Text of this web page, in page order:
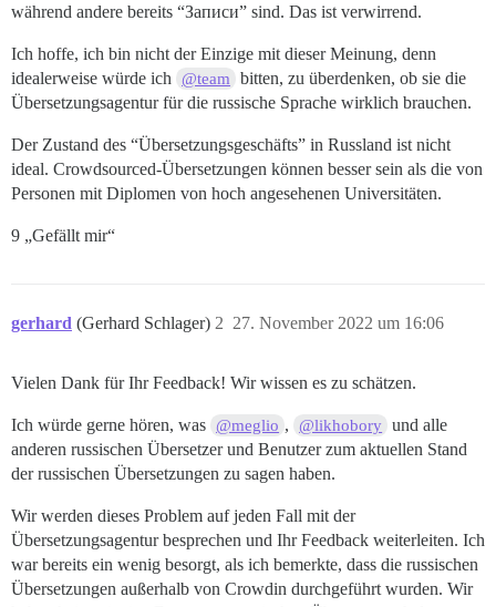
während andere bereits “Записи” sind. Das ist verwirrend.
Ich hoffe, ich bin nicht der Einzige mit dieser Meinung, denn
idealerweise würde ich
@team
bitten, zu überdenken, ob sie die
Übersetzungsagentur für die russische Sprache wirklich brauchen.
Der Zustand des “Übersetzungsgeschäfts” in Russland ist nicht
ideal. Crowdsourced-Übersetzungen können besser sein als die von
Personen mit Diplomen von hoch angesehenen Universitäten.
9 „Gefällt mir“
gerhard (Gerhard Schlager) 27. November 2022 um 16:06
2
Vielen Dank für Ihr Feedback! Wir wissen es zu schätzen.
Ich würde gerne hören, was @meglio , @likhobory und alle
anderen russischen Übersetzer und Benutzer zum aktuellen Stand
der russischen Übersetzungen zu sagen haben.
Wir werden dieses Problem auf jeden Fall mit der
Übersetzungsagentur besprechen und Ihr Feedback weiterleiten. Ich
war bereits ein wenig besorgt, als ich bemerkte, dass die russischen
Übersetzungen außerhalb von Crowdin durchgeführt wurden. Wir